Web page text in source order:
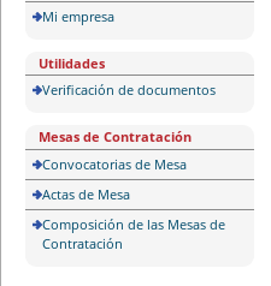
Mi empresa
Utilidades
Verificación de documentos
Mesas de Contratación
Convocatorias de Mesa
Actas de Mesa
Composición de las Mesas de
Contratación